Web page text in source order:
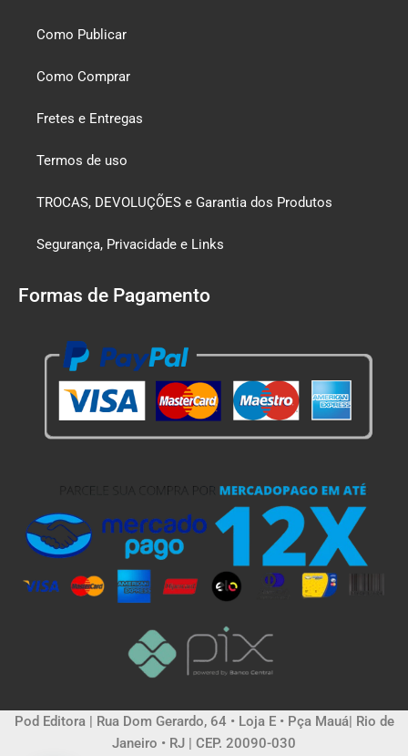
Como Publicar
Como Comprar
Fretes e Entregas
Termos de uso
TROCAS, DEVOLUÇÕES e Garantia dos Produtos
Segurança, Privacidade e Links
Formas de Pagamento
Pod Editora | Rua Dom Gerardo, 64 • Loja E • Pça Mauá| Rio de
Janeiro • RJ | CEP. 20090-030